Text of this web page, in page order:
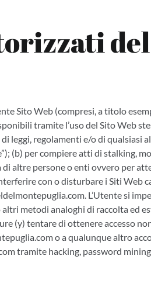
Sito Web (compresi, a titolo
tramite l’uso del Sito Web
leggi, regolamenti e/o di qualsiasi
(b) per compiere atti di stalking,
di altre persone o enti ovvero per
con o disturbare i Siti Web
L’Utente si
metodi analoghi di raccolta ed
(y) tentare di ottenere accesso
o a qualunque altro
tramite hacking, password